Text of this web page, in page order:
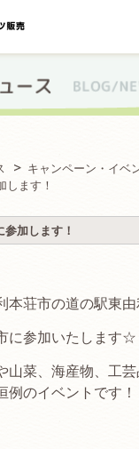
キャンペーン・イベ
します！
参加します！
本荘市の道の駅東
に参加いたします☆
山菜、海産物、工
例のイベントです